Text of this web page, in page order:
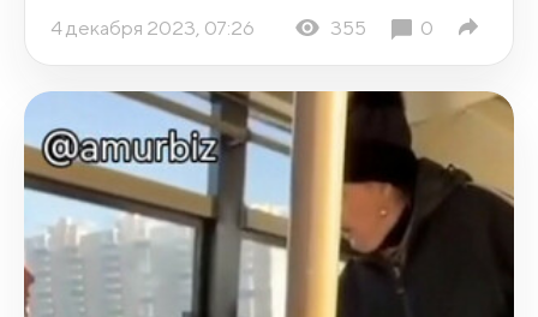
4 декабря 2023, 07:26 355 0